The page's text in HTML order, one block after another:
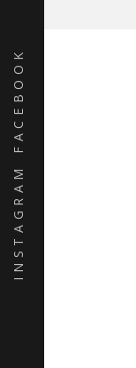
FACEBOOK
INSTAGRAM